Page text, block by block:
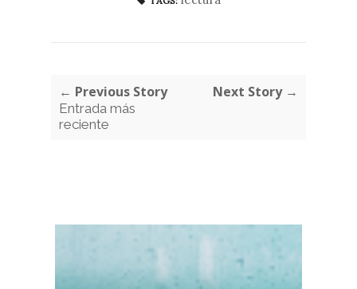
← Previous Story
Entrada más
reciente
Next Story →